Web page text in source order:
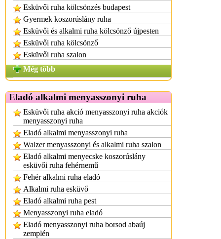
Esküvői ruha kölcsönzés budapest
Gyermek koszorúslány ruha
Esküvői és alkalmi ruha kölcsönző újpesten
Esküvői ruha kölcsönző
Esküvői ruha szalon
Még több
Eladó alkalmi menyasszonyi ruha
Esküvői ruha akció menyasszonyi ruha akciók
menyasszonyi ruha
Eladó alkalmi menyasszonyi ruha
Walzer menyasszonyi és alkalmi ruha szalon
Eladó alkalmi menyecske koszorúslány
esküvői ruha fehérnemű
Fehér alkalmi ruha eladó
Alkalmi ruha esküvő
Eladó alkalmi ruha pest
Menyasszonyi ruha eladó
Eladó menyasszonyi ruha borsod abaúj
zemplén